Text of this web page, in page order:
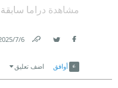
مشاهدة دراما سابقة
👏
6‏/7‏/2025
أوافق اضف تعليق